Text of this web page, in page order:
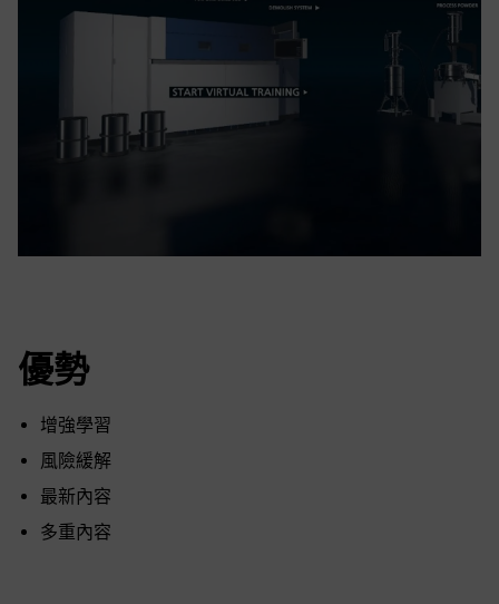
優勢
增強學習
風險緩解
最新內容
多重內容